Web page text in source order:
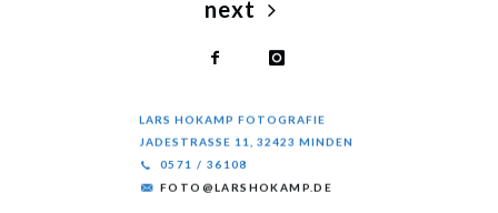
next
LARS HOKAMP FOTOGRAFIE
JADESTRASSE 11, 32423 MINDEN
0571 / 36108
FOTO@LARSHOKAMP.DE